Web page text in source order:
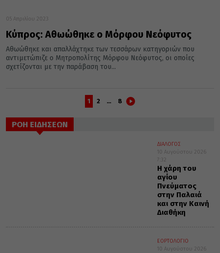
05 Απριλίου 2023
Κύπρος: Αθωώθηκε ο Μόρφου Νεόφυτος
Αθωώθηκε και απαλλάχτηκε των τεσσάρων κατηγοριών που
αντιμετώπιζε ο Μητροπολίτης Μόρφου Νεόφυτος, οι οποίες
σχετίζονται με την παράβαση του...
1 2 … 8
ΡΟΗ ΕΙΔΗΣΕΩΝ
ΔΙΑΛΟΓΟΣ
10 Αυγούστου 2026
7:32
Η χάρη του
αγίου
Πνεύματος
στην Παλαιά
και στην Καινή
Διαθήκη
ΕΟΡΤΟΛΟΓΙΟ
10 Αυγούστου 2026